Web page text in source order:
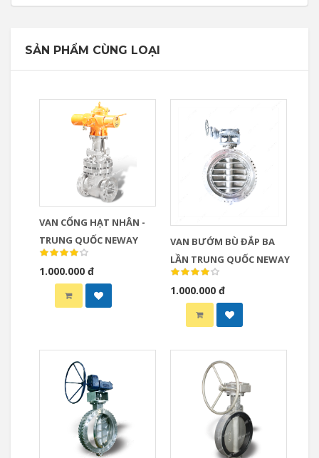
SẢN PHẨM CÙNG LOẠI
VAN CỔNG HẠT NHÂN -
TRUNG QUỐC NEWAY
1.000.000 đ
VAN BƯỚM BÙ ĐẮP BA
LẦN TRUNG QUỐC NEWAY
1.000.000 đ